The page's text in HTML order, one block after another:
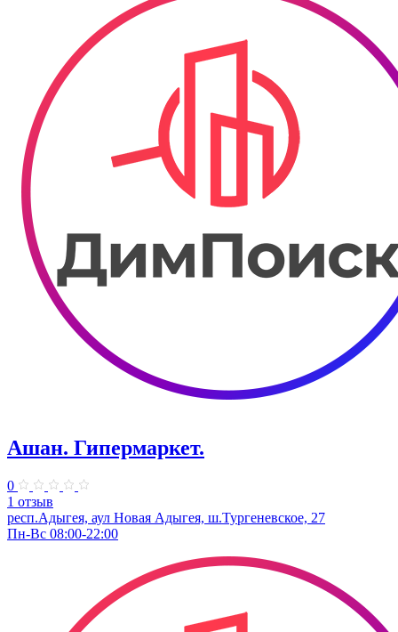
Ашан. Гипермаркет.
0
1 отзыв
респ.Адыгея, аул Новая Адыгея, ш.Тургеневское, 27
Пн-Вс 08:00-22:00